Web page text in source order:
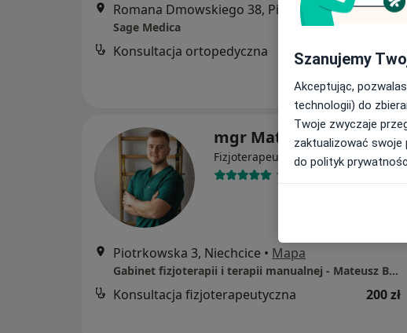
Romana Dmowskiego 38, Piotrków Trybunalski •Mapa
Sage Medica
Konsultacja ortopedyczna 250 zł
mgr Mateusz Bukacki
Fizjoterapeuta ·Więcej
199 opinii
Piotrkowska 3, Niechcice • Mapa
Gabinet fizjoterapii i terapii manualnej - Mateusz Bukacki
Konsultacja fizjoterapeutyczna 200 zł
Szanujemy
Akceptując,
technologii) do
Twoje zwyczaje
zaktualizować swoje
do polityk